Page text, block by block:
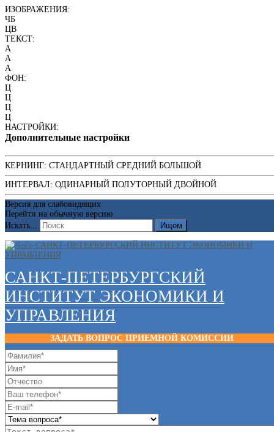
ИЗОБРАЖЕНИЯ:
ЧБ
ЦВ
ТЕКСТ:
A
A
A
ФОН:
Ц
Ц
Ц
Ц
НАСТРОЙКИ:
Дополнительные настройки
КЕРНИНГ: СТАНДАРТНЫЙ СРЕДНИЙ БОЛЬШОЙ
ИНТЕРВАЛ: ОДИНАРНЫЙ ПОЛУТОРНЫЙ ДВОЙНОЙ
Версия для слабовидящих
Перейти на обычную версию
Искать...
Ищем
САНКТ-ПЕТЕРБУРГСКИЙ
ИНСТИТУТ ЭКОНОМИКИ И
УПРАВЛЕНИЯ
ЗАДАТЬ ВОПРОС ПРИЕМНОЙ КОМИССИИ